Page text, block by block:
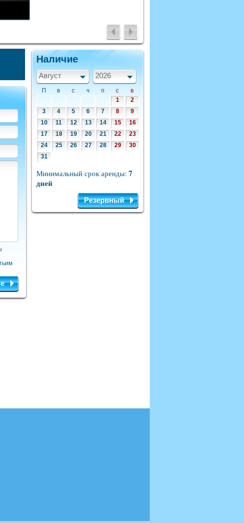
Наличие
Август 2026
П в с ч п с
в
1
2
3
4 5 6 7 8
9
10
11 12 13 14 15
16
17
18 19 20 21 22
23
24
25 26 27 28 29
30
31
Минимальный срок аренды: 7
дней
Резервный